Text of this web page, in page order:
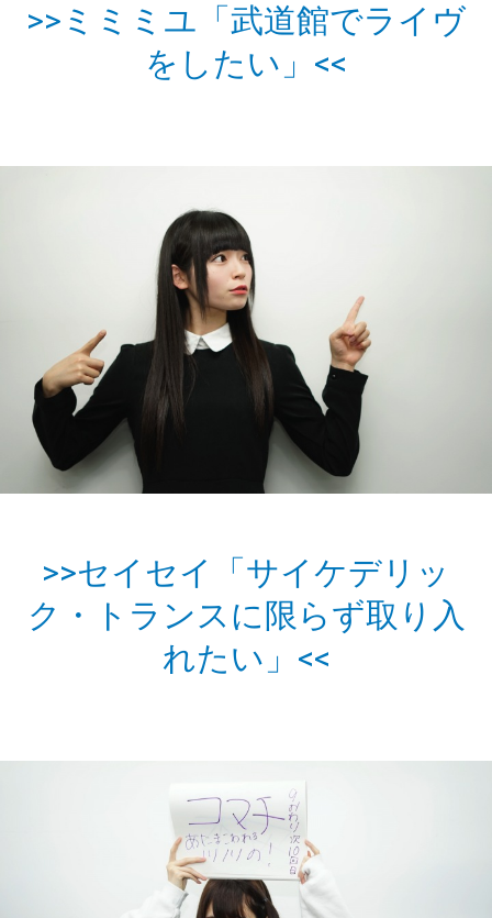
>>ミミミユ「武道館でライヴ
をしたい」<<
>>セイセイ「サイケデリッ
ク・トランスに限らず取り入
れたい」<<